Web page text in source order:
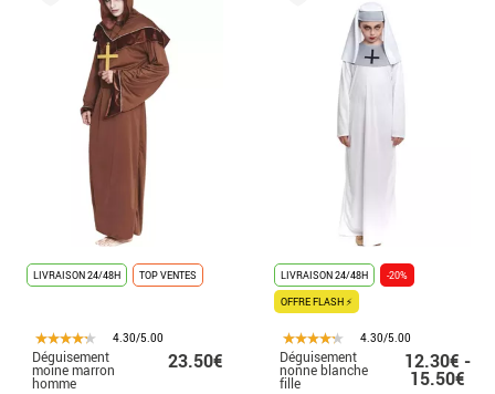
LIVRAISON 24/48H TOP VENTES
4.30/5.00
Déguisement
moine marron
homme
23.50€
LIVRAISON 24/48H
-20%
OFFRE FLASH ⚡
4.30/5.00
Déguisement
nonne blanche
fille
12.30€ -
15.50€